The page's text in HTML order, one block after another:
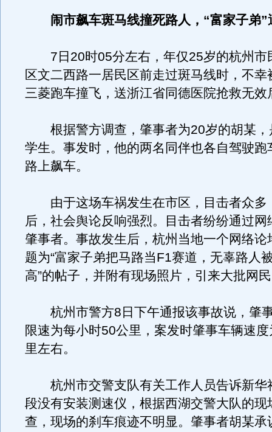
闹市飙车斑马线撞死路人，“富家子弟”
7日20时05分左右，年仅25岁的杭州市
区文二西路一居民区前走过斑马线时，不幸
三菱跑车撞飞，送浙江省同德医院抢救无效
根据警方调查，肇事者为20岁的胡某，
学生。事发时，他的两名同伴也各自驾驶跑
路上飙车。
由于这场车祸发生在市区，目击者众多
后，社会舆论反响强烈。目击者纷纷通过网
肇事者。事故发生后，杭州当地一个网络论
题为“富家子弟把马路当F1赛道，无辜路人
高”的帖子，并附有现场照片，引来大批网
杭州市警方8日下午通报该事故说，肇
限速为每小时50公里，案发时肇事车辆速
里左右。
杭州市交警支队有关工作人员告诉新华
段没有安装测速仪，根据西湖交警大队的现
查，现场的刹车痕迹不明显。肇事者胡某承